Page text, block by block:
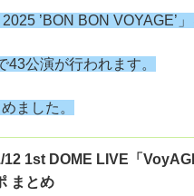
’BON BON VOYAGE’」
公演が行われます。
ました。
12 1st DOME LIVE「
まとめ